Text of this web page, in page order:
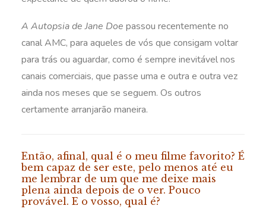
A Autopsia de Jane Doe passou recentemente no
canal AMC, para aqueles de vós que consigam voltar
para trás ou aguardar, como é sempre inevitável nos
canais comerciais, que passe uma e outra e outra vez
ainda nos meses que se seguem. Os outros
certamente arranjarão maneira.
Então, afinal, qual é o meu filme favorito? É
bem capaz de ser este, pelo menos até eu
me lembrar de um que me deixe mais
plena ainda depois de o ver. Pouco
provável. E o vosso, qual é?